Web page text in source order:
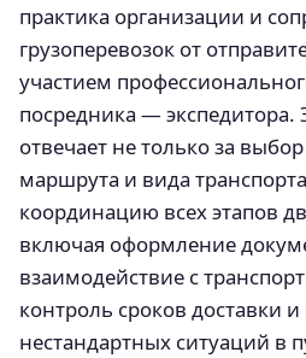
практика организации и
грузоперевозок от
участием
посредника — экспедитора.
отвечает не только за
маршрута и вида
координацию всех этапов
включая оформление
взаимодействие с
контроль сроков доставки
нестандартных ситуаций в